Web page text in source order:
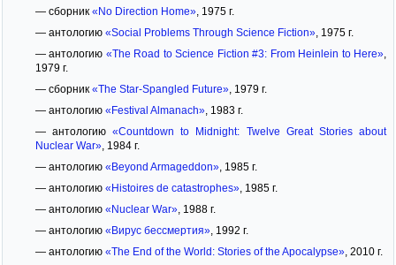
— сборник «No Direction Home», 1975 г.
— антологию «Social Problems Through Science Fiction», 1975 г.
— антологию «The Road to Science Fiction #3: From Heinlein to Here»
1979 г.
— сборник «The Star-Spangled Future», 1979 г.
— антологию «Festival Almanach», 1983 г.
— антологию«Countdown to Midnight: Twelve Great Stories about
Nuclear War», 1984 г.
— антологию «Beyond Armageddon», 1985 г.
— антологию «Histoires de catastrophes», 1985 г.
— антологию «Nuclear War», 1988 г.
— антологию «Вирус бессмертия», 1992 г.
— антологию «The End of the World: Stories of the Apocalypse», 2010 г.